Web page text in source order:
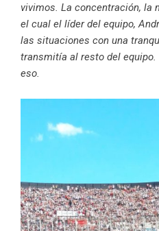
vivimos. La concentración, la
el cual el líder del equipo,
las situaciones con una
transmitía al resto del equipo.
eso.